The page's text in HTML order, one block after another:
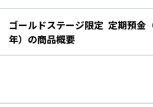
ゴールドステージ限定 定期預金
年）の商品概要